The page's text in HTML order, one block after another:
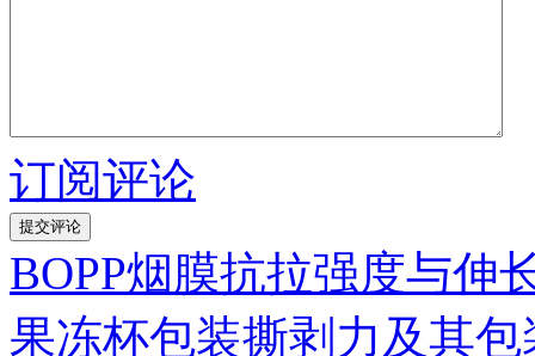
订阅评论
BOPP烟膜抗拉强度与伸
果冻杯包装撕剥力及其